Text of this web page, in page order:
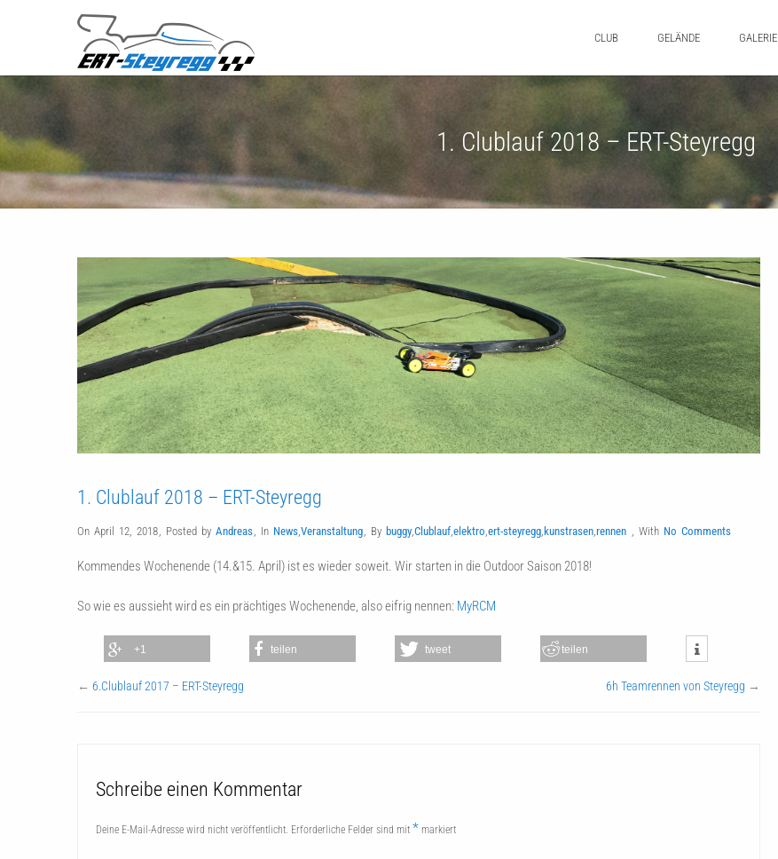
CLUB GELÄNDE GALERIE
1. Clublauf 2018 – ERT-Steyregg
1. Clublauf 2018 – ERT-Steyregg
On April 12, 2018, Posted by Andreas, In News,Veranstaltung, By buggy,Clublauf,elektro,ert-steyregg, kunstrasen,rennen , With No Comments
Kommendes Wochenende (14.&15. April) ist es wieder soweit. Wir starten in die Outdoor Saison 2018!
So wie es aussieht wird es ein prächtiges Wochenende, also eifrig nennen: MyRCM
+1 teilen tweet teilen
← 6.Clublauf 2017 – ERT-Steyregg 6h Teamrennen von Steyregg →
Schreibe einen Kommentar
Deine E-Mail-Adresse wird nicht veröffentlicht. Erforderliche Felder sind mit * markiert